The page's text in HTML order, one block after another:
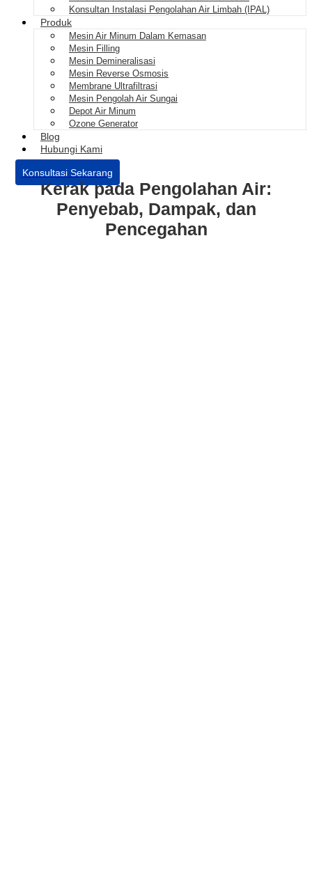
Konsultan Instalasi Pengolahan Air Limbah (IPAL)
Produk
Mesin Air Minum Dalam Kemasan
Mesin Filling
Mesin Demineralisasi
Mesin Reverse Osmosis
Membrane Ultrafiltrasi
Mesin Pengolah Air Sungai
Depot Air Minum
Ozone Generator
Blog
Hubungi Kami
Konsultasi Sekarang
Kerak pada Pengolahan Air:
Penyebab, Dampak, dan
Pencegahan